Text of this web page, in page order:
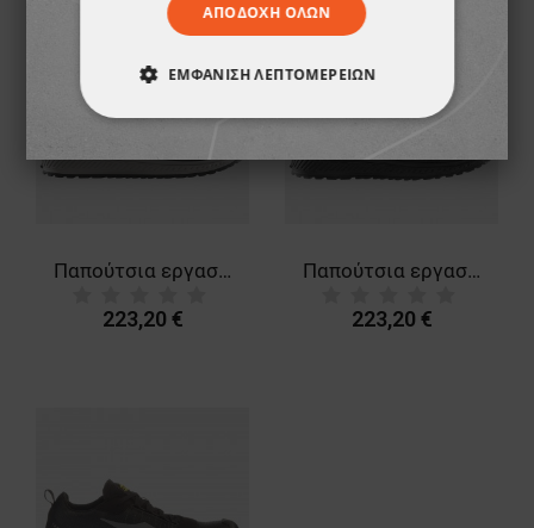
Παπούτσια εργασίας FRISTADS ComfortStep S1PS ESD GREY
223,20 €
ΝΈΟ
Παπούτσια εργασίας FRISTADS ComfortStep S1PS ESD ANTHRACITE GREY
223,20 €
ΑΠΟΔΟΧΉ ΌΛΩΝ
ΕΜΦΆΝΙΣΗ ΛΕΠΤΟΜΕΡΕΙΏΝ
ΑΠΟΛΎΤΩΣ ΑΠΑΡΑΊΤΗΤΑ
ΑΠΌΔΟΣΗΣ ΣΤΌΧΕΥΣΗΣ